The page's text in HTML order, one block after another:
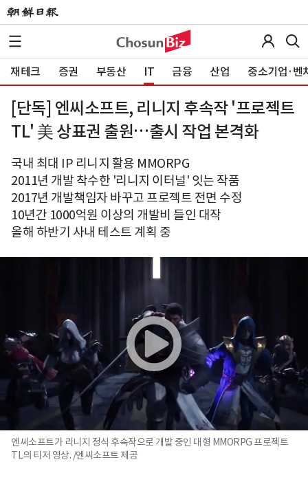
재테크 증권 부동산 IT 금융 산업 중소기업·벤
[단독] 엔씨소프트, 리니지 후속작 '프로젝트
TL' 美 상표권 출원…출시 작업 본격화
국내 최대 IP 리니지 활용 MMORPG
2011년 개발 착수한 '리니지 이터널' 잇는 작품
2017년 개발책임자 바꾸고 프로젝트 전면 수정
10년간 1000억원 이상의 개발비 들인 대작
올해 하반기 사내 테스트 계획 중
엔씨소프트가 리니지 정식 후속작으로 개발 중인 대형 MMORPG 프로젝트
TL의 티저 영상. /엔씨소프트 제공